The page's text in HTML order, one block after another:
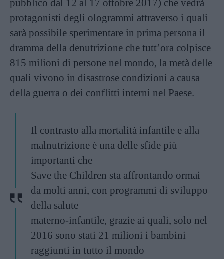
pubblico dal 12 al 17 ottobre 2017) che vedrà
protagonisti degli ologrammi attraverso i quali
sarà possibile sperimentare in prima persona il
dramma della denutrizione che tutt’ora colpisce
815 milioni di persone nel mondo, la metà delle
quali vivono in disastrose condizioni a causa
della guerra o dei conflitti interni nel Paese.
Il contrasto alla mortalità infantile e alla
malnutrizione è una delle sfide più
importanti che
Save the Children sta affrontando ormai
da molti anni, con programmi di sviluppo
della salute
materno-infantile, grazie ai quali, solo nel
2016 sono stati 21 milioni i bambini
raggiunti in tutto il mondo